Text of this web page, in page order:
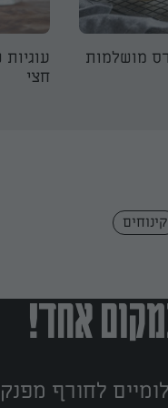
מושלמות
חצי
קינוחים
אחד!
לחורף